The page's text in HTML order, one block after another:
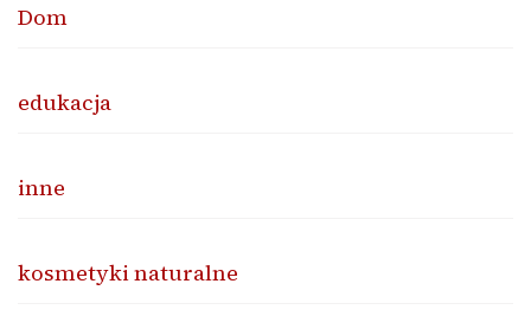
Dom
edukacja
inne
kosmetyki naturalne